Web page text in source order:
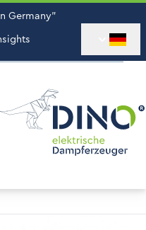
Germany"